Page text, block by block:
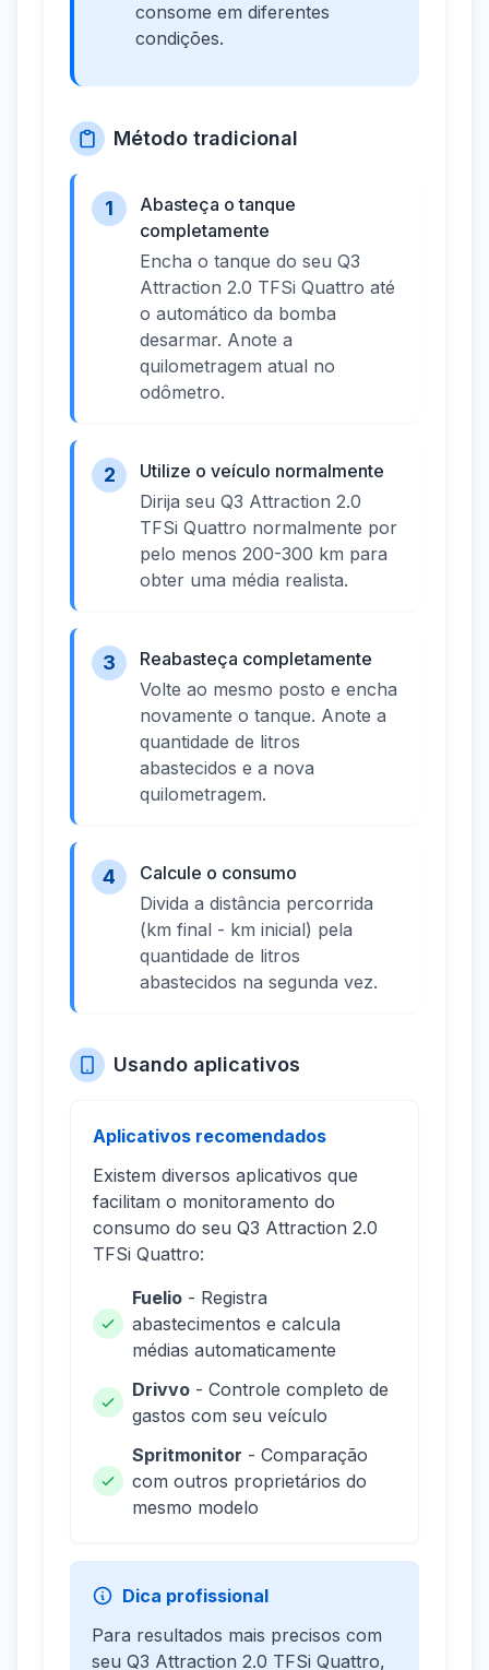
consome em diferentes
condições.
Método tradicional
1
Abasteça o tanque
completamente
Encha o tanque do seu Q3
Attraction 2.0 TFSi Quattro até
o automático da bomba
desarmar. Anote a
quilometragem atual no
odômetro.
2
Utilize o veículo normalmente
Dirija seu Q3 Attraction 2.0
TFSi Quattro normalmente por
pelo menos 200-300 km para
obter uma média realista.
3
Reabasteça completamente
Volte ao mesmo posto e encha
novamente o tanque. Anote a
quantidade de litros
abastecidos e a nova
quilometragem.
4
Calcule o consumo
Divida a distância percorrida
(km final - km inicial) pela
quantidade de litros
abastecidos na segunda vez.
Usando aplicativos
Aplicativos recomendados
Existem diversos aplicativos que
facilitam o monitoramento do
consumo do seu Q3 Attraction 2.0
TFSi Quattro:
Fuelio - Registra
abastecimentos e calcula
médias automaticamente
Drivvo - Controle completo de
gastos com seu veículo
Spritmonitor - Comparação
com outros proprietários do
mesmo modelo
Dica profissional
Para resultados mais precisos com
seu Q3 Attraction 2.0 TFSi Quattro,